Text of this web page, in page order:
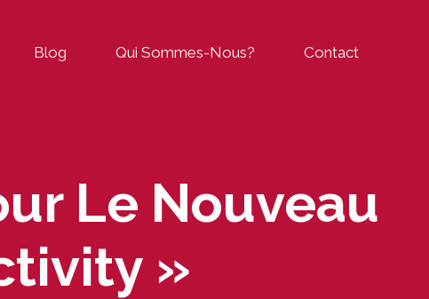
Blog Qui Sommes-Nous? Contact
Le Nouveau
»